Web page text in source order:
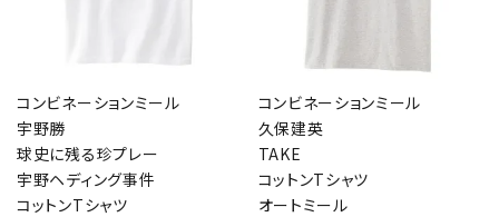
コンビネーションミール
宇野勝
球史に残る珍プレー
宇野ヘディング事件
コットンTシャツ
コンビネーションミール
久保建英
TAKE
コットンTシャツ
オートミール